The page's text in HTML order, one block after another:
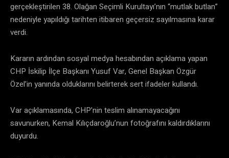
gerçekleştirilen 38. Olağan Seçimli Kurultayı’nın “mutlak butlan”
nedeniyle yapıldığı tarihten itibaren geçersiz sayılmasına karar
verdi.
Kararın ardından sosyal medya hesabından açıklama yapan
CHP İskilip İlçe Başkanı Yusuf Var, Genel Başkan Özgür
Özel’in yanında olduklarını belirterek sert ifadeler kullandı.
Var açıklamasında, CHP’nin teslim alınamayacağını
savunurken, Kemal Kılıçdaroğlu’nun fotoğrafını kaldırdıklarını
duyurdu.